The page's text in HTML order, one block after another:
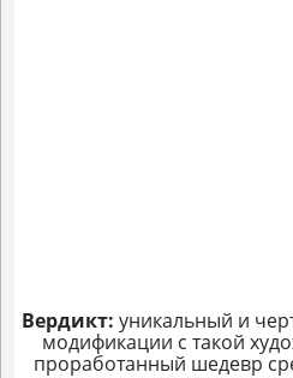
Вердикт: уникальный и
модификации с такой
проработанный шедевр